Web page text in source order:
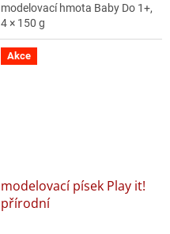
modelovací hmota Baby Do 1+,
4 × 150 g
Akce
modelovací písek Play it!
přírodní